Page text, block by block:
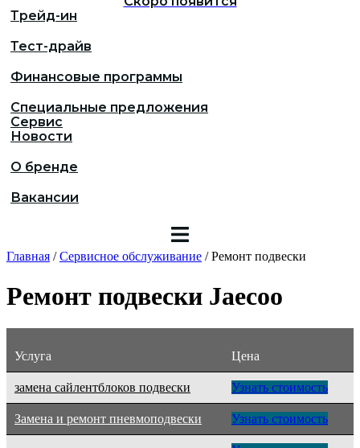
Трейд-ин
Тест-драйв
Финансовые программы
Специальные предложения
Сервис
Новости
О бренде
Вакансии
Главная /Сервисное обслуживание /Ремонт подвески
Ремонт подвески Jaecoo
Услуга Цена
замена сайлентблоков подвески Узнать стоимость
Замена и ремонт пневмоподвески Узнать стоимость